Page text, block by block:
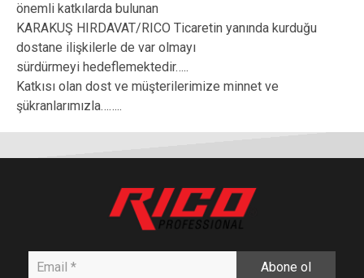
önemli katkılarda bulunan
KARAKUŞ HIRDAVAT/RICO Ticaretin yanında kurduğu
dostane ilişkilerle de var olmayı
sürdürmeyi hedeflemektedir…..
Katkısı olan dost ve müşterilerimize minnet ve
şükranlarımızla……..
Abone ol